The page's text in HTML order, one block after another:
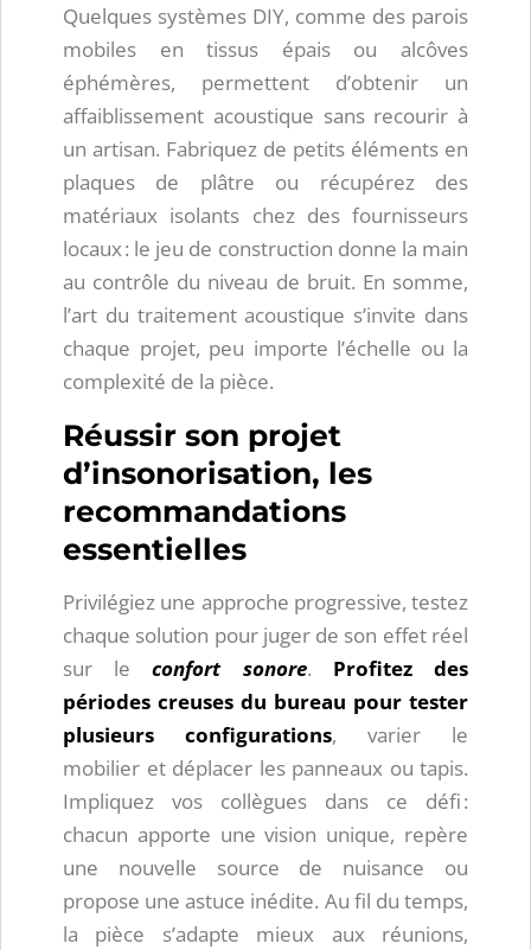
Quelques systèmes DIY, comme des parois
mobiles en tissus épais ou alcôves
éphémères, permettent d’obtenir un
affaiblissement acoustique sans recourir à
un artisan. Fabriquez de petits éléments en
plaques de plâtre ou récupérez des
matériaux isolants chez des fournisseurs
locaux : le jeu de construction donne la main
au contrôle du niveau de bruit. En somme,
l’art du traitement acoustique s’invite dans
chaque projet, peu importe l’échelle ou la
complexité de la pièce.
Réussir son projet
d’insonorisation, les
recommandations
essentielles
Privilégiez une approche progressive, testez
chaque solution pour juger de son effet réel
sur leconfort sonore. Profitez des
périodes creuses du bureau pour tester
plusieurs configurations, varier le
mobilier et déplacer les panneaux ou tapis.
Impliquez vos collègues dans ce défi :
chacun apporte une vision unique, repère
une nouvelle source de nuisance ou
propose une astuce inédite. Au fil du temps,
la pièce s’adapte mieux aux réunions,